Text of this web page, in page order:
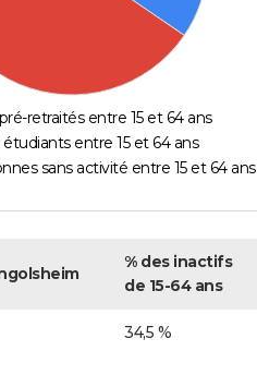
retraités entre 15 et 64 ans
entre 15 et 64 ans
sans activité entre 15 et 64 ans
% des inactifs
de 15-64 ans
34,5 %